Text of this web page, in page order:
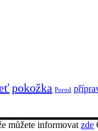
pokožka Porod
můžete informovat zde